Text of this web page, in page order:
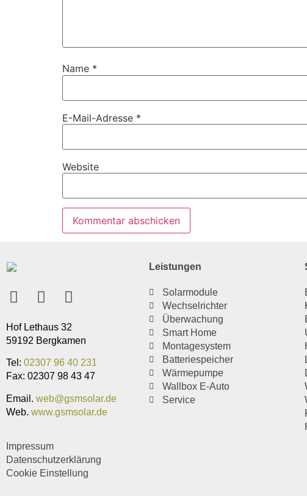
Name *
E-Mail-Adresse *
Website
Hof Lethaus 32
59192 Bergkamen
Tel: 02307 96 40 231
Fax: 02307 98 43 47
Email. web@gsmsolar.de
Web. www.gsmsolar.de
Impressum
Datenschutzerklärung
Cookie Einstellung
Leistungen
Solarmodule
Wechselrichter
Überwachung
Smart Home
Montagesystem
Batteriespeicher
Wärmepumpe
Wallbox E-Auto
Service